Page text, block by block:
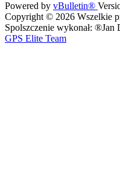
Powered by vBulletin®
Copyright © 2026 Wszelkie
Spolszczenie wykonał:
GPS Elite Team